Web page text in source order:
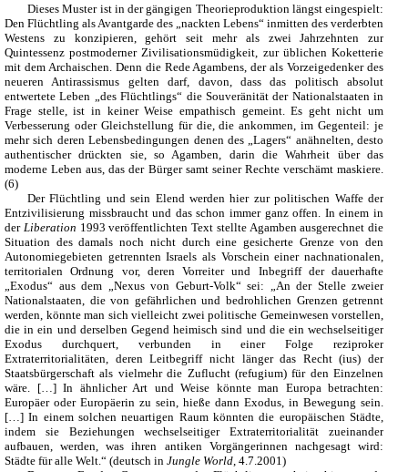
Dieses Muster ist in der gängigen Theorieproduktion längst eingespielt:
Den Flüchtling als Avantgarde des „nackten Lebens“ inmitten des verderbten
Westens zu konzipieren, gehört seit mehr als zwei Jahrzehnten zur
Quintessenz postmoderner Zivilisationsmüdigkeit, zur üblichen Koketterie
mit dem Archaischen. Denn die Rede Agambens, der als Vorzeigedenker des
neueren Antirassismus gelten darf, davon, dass das politisch absolut
entwertete Leben „des Flüchtlings“ die Souveränität der Nationalstaaten in
Frage stelle, ist in keiner Weise empathisch gemeint. Es geht nicht um
Verbesserung oder Gleichstellung für die, die ankommen, im Gegenteil: je
mehr sich deren Lebensbedingungen denen des „Lagers“ anähnelten, desto
authentischer drückten sie, so Agamben, darin die Wahrheit über das
moderne Leben aus, das der Bürger samt seiner Rechte verschämt maskiere.
(6)
Der Flüchtling und sein Elend werden hier zur politischen Waffe der
Entzivilisierung missbraucht und das schon immer ganz offen. In einem in
der Liberation 1993 veröffentlichten Text stellte Agamben ausgerechnet die
Situation des damals noch nicht durch eine gesicherte Grenze von den
Autonomiegebieten getrennten Israels als Vorschein einer nachnationalen,
territorialen Ordnung vor, deren Vorreiter und Inbegriff der dauerhafte
„Exodus“ aus dem „Nexus von Geburt-Volk“ sei: „An der Stelle zweier
Nationalstaaten, die von gefährlichen und bedrohlichen Grenzen getrennt
werden, könnte man sich vielleicht zwei politische Gemeinwesen vorstellen,
die in ein und derselben Gegend heimisch sind und die ein wechselseitiger
Exodus durchquert, verbunden in einer Folge reziproker
Extraterritorialitäten, deren Leitbegriff nicht länger das Recht (ius) der
Staatsbürgerschaft als vielmehr die Zuflucht (refugium) für den Einzelnen
wäre. […] In ähnlicher Art und Weise könnte man Europa betrachten:
Europäer oder Europäerin zu sein, hieße dann Exodus, in Bewegung sein.
[…] In einem solchen neuartigen Raum könnten die europäischen Städte,
indem sie Beziehungen wechselseitiger Extraterritorialität zueinander
aufbauen, werden, was ihren antiken Vorgängerinnen nachgesagt wird:
Städte für alle Welt.“ (deutsch in Jungle World , 4.7.2001)